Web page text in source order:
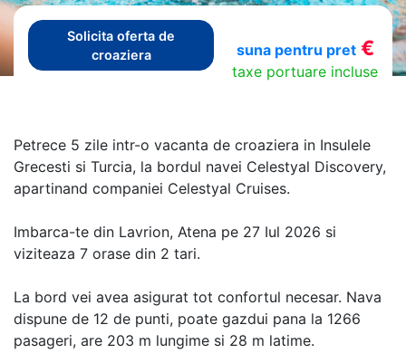
Solicita oferta de
croaziera
suna pentru pret€
taxe portuare incluse
Petrece 5 zile intr-o vacanta de croaziera in Insulele
Grecesti si Turcia, la bordul navei Celestyal Discovery,
apartinand companiei Celestyal Cruises.
Imbarca-te din Lavrion, Atena pe 27 Iul 2026 si
viziteaza 7 orase din 2 tari.
La bord vei avea asigurat tot confortul necesar. Nava
dispune de 12 de punti, poate gazdui pana la 1266
pasageri, are 203 m lungime si 28 m latime.